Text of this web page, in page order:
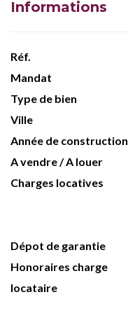
Informations
Réf.
Mandat
Type de bien
Ville
Année de construction
A vendre / A louer
Charges locatives
Dépot de garantie
Honoraires charge
locataire